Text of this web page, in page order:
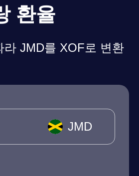
환율
라 JMD를 XOF로 변환
JMD